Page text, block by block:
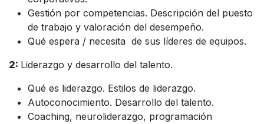
Gestión por competencias. Descripción del puesto
de trabajo y valoración del desempeño.
Qué espera / necesita de sus líderes de equipos.
2: Liderazgo y desarrollo del talento.
Qué es liderazgo. Estilos de liderazgo.
Autoconocimiento. Desarrollo del talento.
Coaching, neuroliderazgo, programación